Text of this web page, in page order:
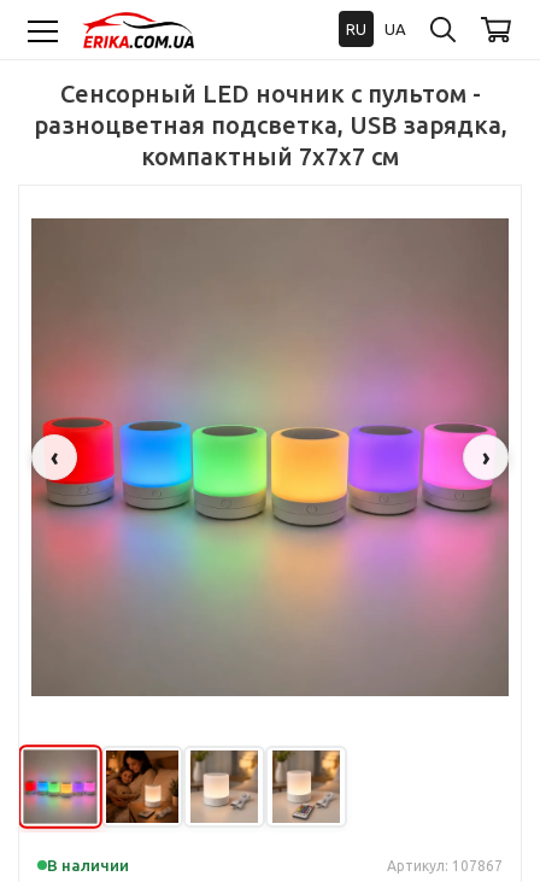
RU UA
Сенсорный LED ночник с пультом -
разноцветная подсветка, USB зарядка,
компактный 7x7x7 см
‹ ›
В наличии Артикул: 107867